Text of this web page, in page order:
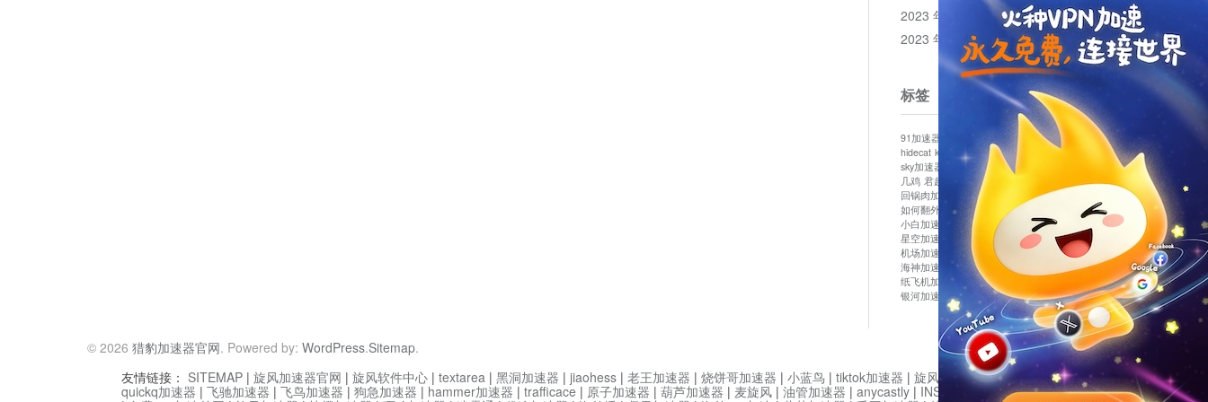
2023 年 12 月
2023 年 11 月
标签
91加速器 bluelayer加速器
clash节点
hidecat kuai500 panda加速器
plex加速器
sky加速器
telegram加速器 中信加速器
云梯加速器
几鸡 君越加速器 哔咔漫画加速器
唐师傅加速器
回锅肉加速器
坚果加速器 壹点加速器
如何翻外墙网站 小哈vp加速器
小火箭加速器
小白加速器
布谷vp加速器 心阶云 快连
星空加速器
最新版clash安卓下载
月光加速器
机场加速器
松果云 极快加速器
梯子加速器
海神加速器
猴王加速器 神灯vp加速器
纸飞机加速器
蓝泡加速器 西游加速器
起飞加速器
银河加速器 鱼跃加速器 鹰眼加速器 黑洞加速版
© 2026 猎豹加速器官网. Powered by: WordPress.Sitemap.
友情链接： SITEMAP | 旋风加速器官网 | 旋风软件中心 | textarea | 黑洞加速器 | jiaohess | 老王加速器 | 烧饼哥加速器 | 小蓝鸟 | tiktok加速器 | 旋风加速度器|旋风加速 |
quickq加速器 | 飞驰加速器 | 飞鸟加速器 | 狗急加速器 | hammer加速器 | trafficace | 原子加速器 | 葫芦加速器 | 麦旋风 | 油管加速器 | anycastly | INS加速器|INS加速器免费版